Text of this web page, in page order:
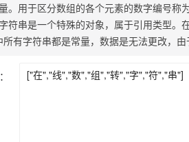
。用于区分数组的各个元素的数字编号称
符串是一个特殊的对象，属于引用类型
有字符串都是常量，数据是无法更改，